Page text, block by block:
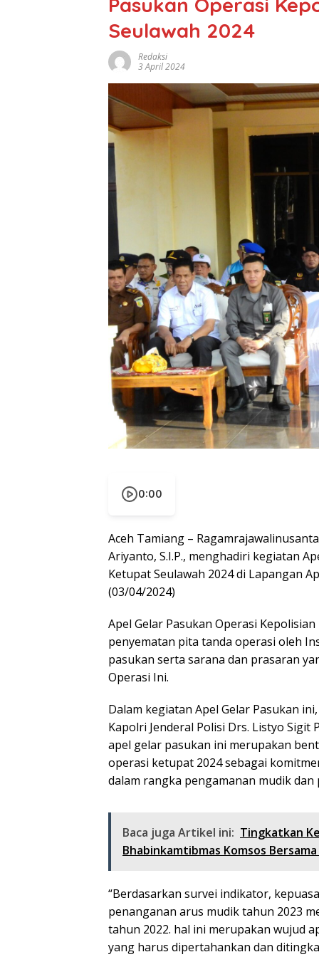
Seulawah 2024
Redaksi
3 April 2024
0:00
Aceh Tamiang –
Ariyanto, S.I.P., menghadiri kegiatan
Ketupat Seulawah 2024 di Lapangan
(03/04/2024)
Apel Gelar Pasukan Operasi
penyematan pita tanda operasi oleh
pasukan serta sarana dan prasaran
Operasi Ini.
Dalam kegiatan Apel Gelar Pasukan
Kapolri Jenderal Polisi Drs. Listyo
apel gelar pasukan ini merupakan
operasi ketupat 2024 sebagai
dalam rangka pengamanan mudik
Baca juga Artikel ini: Tingkatkan
Bhabinkamtibmas Komsos
“Berdasarkan survei indikator,
penanganan arus mudik tahun 2023
tahun 2022. hal ini merupakan wujud
yang harus dipertahankan dan